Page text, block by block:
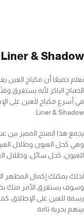
& Shadow:
نعلم جميعًا أن مكياج العين
الصباح الباكر لأنه يستغرق
Liner & Shadow.
يجمع هذا المنتج المميز
للعيون: كحل سائل، وظلال
لذلك يمكنك إكمال المظهر
وسوف يستغرق الأمر منك
رسمة للعين على الإطلاق، كما
بينهم بحرية تامة.